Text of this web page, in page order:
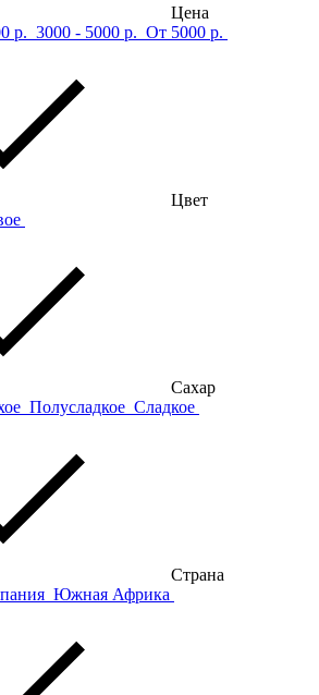
Цена
р. 3000 - 5000 р. От 5000 р.
Цвет
Сахар
Полусладкое Сладкое
Страна
Южная Африка